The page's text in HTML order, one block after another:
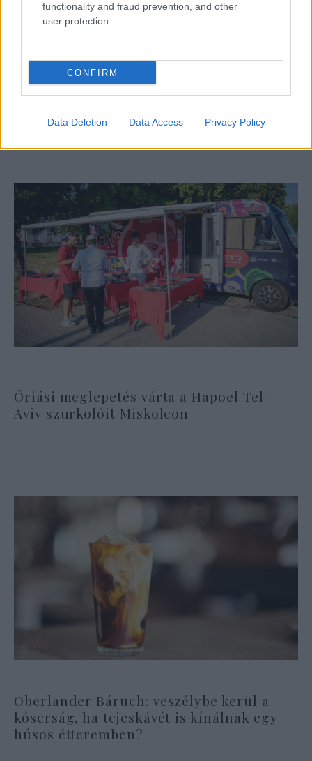
functionality and fraud prevention, and other
user protection.
CONFIRM
Data Deletion Data Access Privacy Policy
Üzenet Pekingnek: nukleáris lopakodó
A véleménycikkek nem feltétlenül tükrözik a
Neokohn szerkesztőségének az álláspontját.
Óriási meglepetés várta a Hapoel Tel-
Aviv szurkolóit Miskolcon
Oberlander Báruch: veszélybe kerül a
kóserság, ha tejeskávét is kínálnak egy
húsos étteremben?